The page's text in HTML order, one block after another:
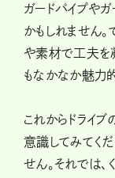
ガードパイプや
かもしれません
や素材で工夫を
もなかなか魅力
これからドライ
意識してみてく
せん。それでは